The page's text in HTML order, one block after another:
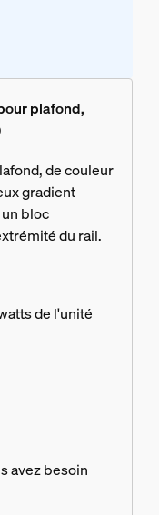
plafond,
de couleur
gradient
bloc
du rail.
de l'unité
avez besoin